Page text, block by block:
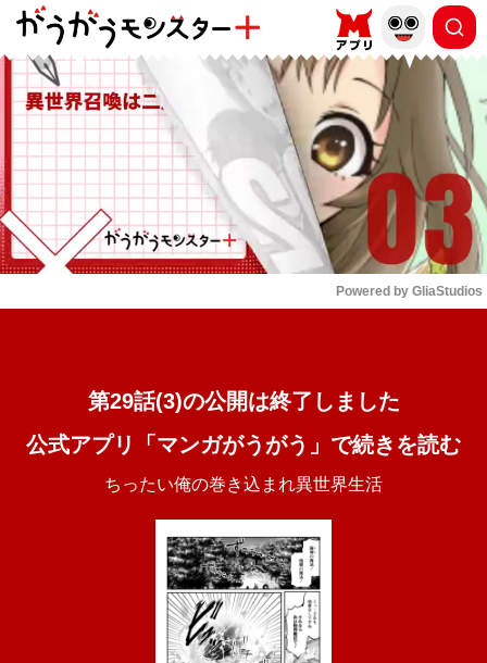
もっと読む
Powered by GliaStudios
第29話(3)の公開は終了しました
公式アプリ「マンガがうがう」で続きを読む
ちったい俺の巻き込まれ異世界生活